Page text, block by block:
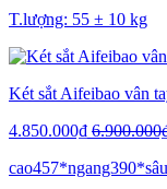
T.lượng: 55 ± 10 kg
Két sắt Aifeibao vân
4.850.000₫